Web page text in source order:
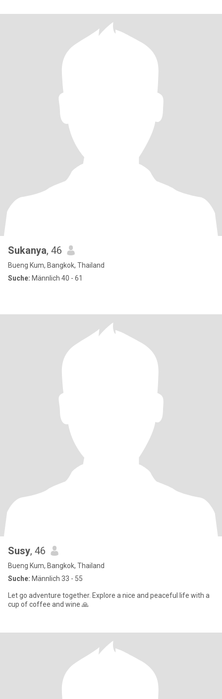
Sukanya, 46
Bueng Kum, Bangkok, Thailand
Suche: Männlich 40 - 61
Susy, 46
Bueng Kum, Bangkok, Thailand
Suche: Männlich 33 - 55
Let go adventure together. Explore a nice and peaceful life with a
cup of coffee and wine 🙏